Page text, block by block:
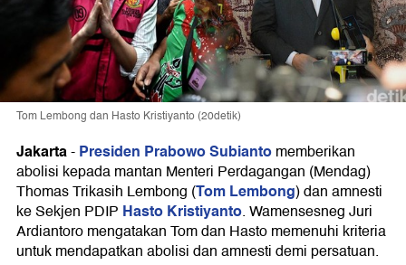
Tom Lembong dan Hasto Kristiyanto (20detik)
Jakarta-Presiden Prabowo Subiantomemberikan
abolisi kepada mantan Menteri Perdagangan (Mendag)
Thomas Trikasih Lembong (Tom Lembong) dan amnesti
ke Sekjen PDIP Hasto Kristiyanto. Wamensesneg Juri
Ardiantoro mengatakan Tom dan Hasto memenuhi kriteria
untuk mendapatkan abolisi dan amnesti demi persatuan.